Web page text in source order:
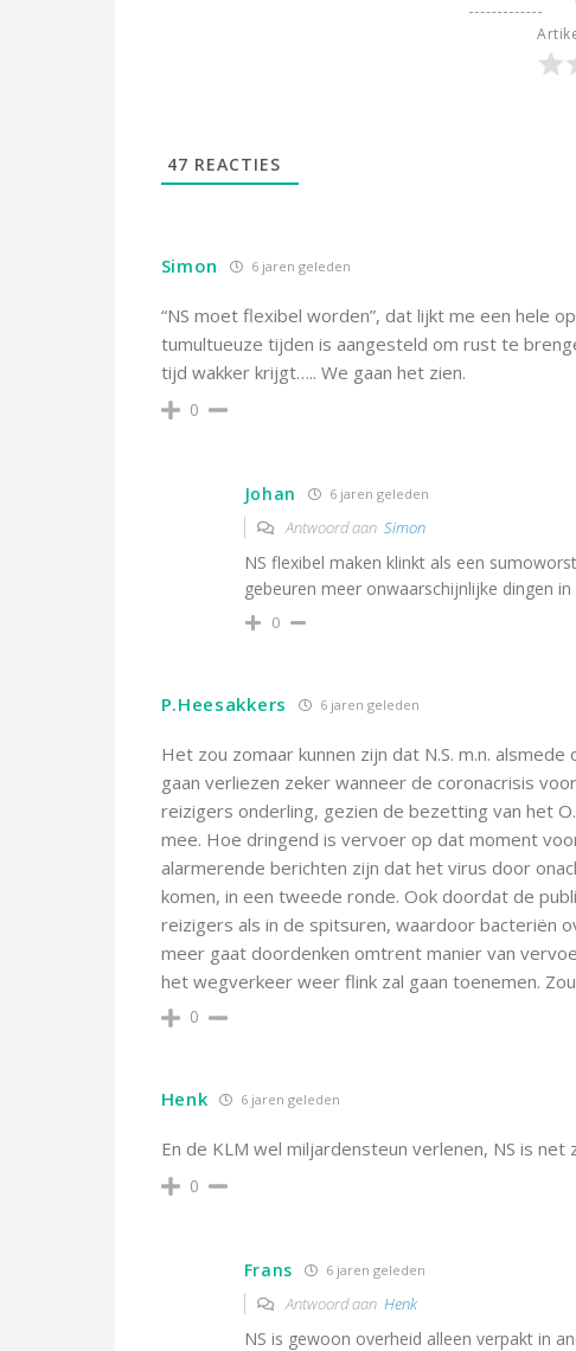
47 REACTIES
Simon 6 jaren geleden
“NS moet flexibel worden”, dat lijkt me een hele
tumultueuze tijden is aangesteld om rust te
tijd wakker krijgt….. We gaan het zien.
0
Johan 6 jaren geleden
Antwoord aan Simon
NS flexibel maken klinkt als een
gebeuren meer onwaarschijnlijke dingen
0
P.Heesakkers 6 jaren geleden
Het zou zomaar kunnen zijn dat N.S. m.n.
gaan verliezen zeker wanneer de coronacrisis
reizigers onderling, gezien de bezetting van het
mee. Hoe dringend is vervoer op dat moment
alarmerende berichten zijn dat het virus door
komen, in een tweede ronde. Ook doordat de
reizigers als in de spitsuren, waardoor bacteriën
meer gaat doordenken omtrent manier van
het wegverkeer weer flink zal gaan toenemen.
0
Henk 6 jaren geleden
En de KLM wel miljardensteun verlenen, NS is
0
Frans 6 jaren geleden
Antwoord aan Henk
NS is gewoon overheid alleen verpakt in